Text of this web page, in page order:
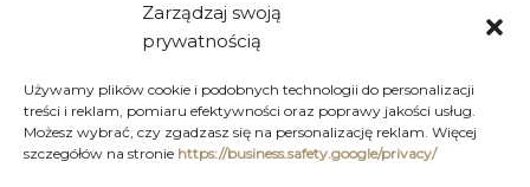
Zarządzaj swoją
prywatnością
Używamy plików cookie i podobnych technologii do personalizacji
treści i reklam, pomiaru efektywności oraz poprawy jakości usług.
Możesz wybrać, czy zgadzasz się na personalizację reklam. Więcej
szczegółów na stronie https://business.safety.google/privacy/
DEKORACJE
KUCHNIA